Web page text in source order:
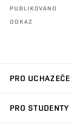
PUBLIKOVÁNO
ODKAZ
PRO UCHAZEČE
PRO STUDENTY